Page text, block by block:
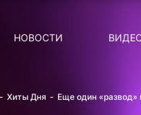
НОВОСТИ
Хиты Дня Еще один «развод»